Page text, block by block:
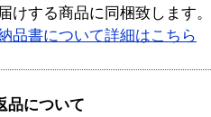
けする商品に同梱致します。
品書について詳細はこちら
品について